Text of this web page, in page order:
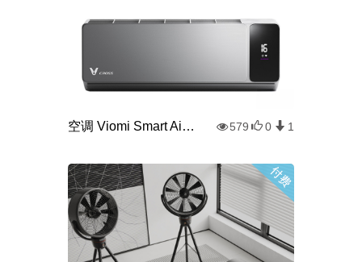
空调 Viomi Smart Air Cross 579 0 1